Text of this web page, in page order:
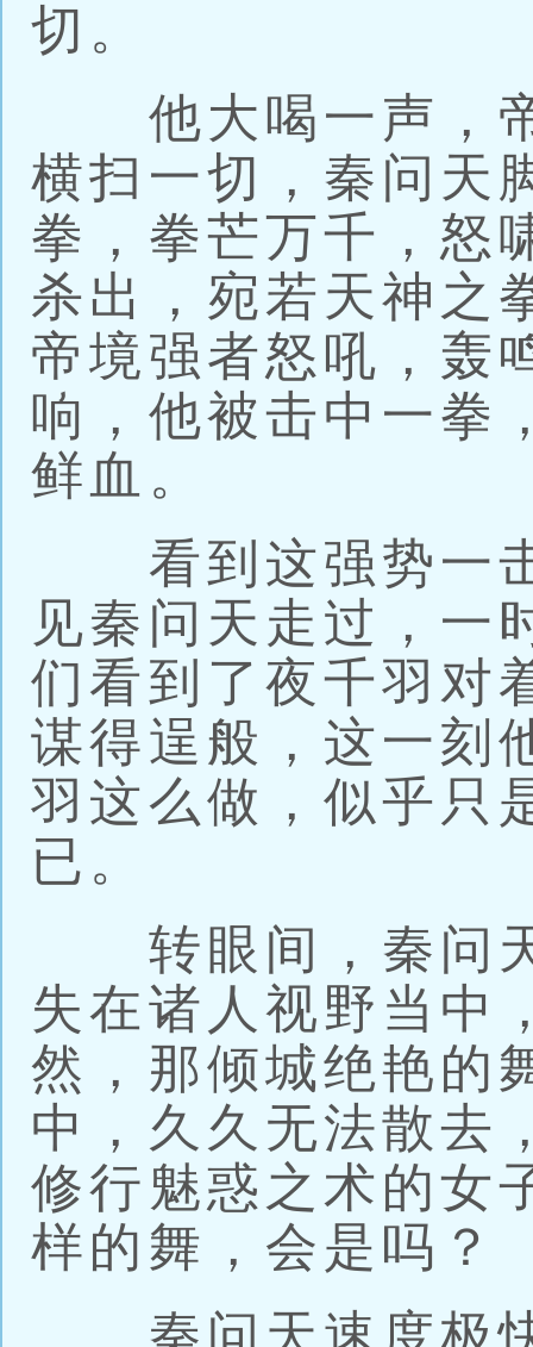
切。
他大喝一声，帝
横扫一切，秦问天
拳，拳芒万千，怒
杀出，宛若天神之
帝境强者怒吼，轰
响，他被击中一拳
鲜血。
看到这强势一击
见秦问天走过，一
们看到了夜千羽对
谋得逞般，这一刻
羽这么做，似乎只
已。
转眼间，秦问天
失在诸人视野当中
然，那倾城绝艳的
中，久久无法散去
修行魅惑之术的女
样的舞，会是吗？
秦问天速度极快